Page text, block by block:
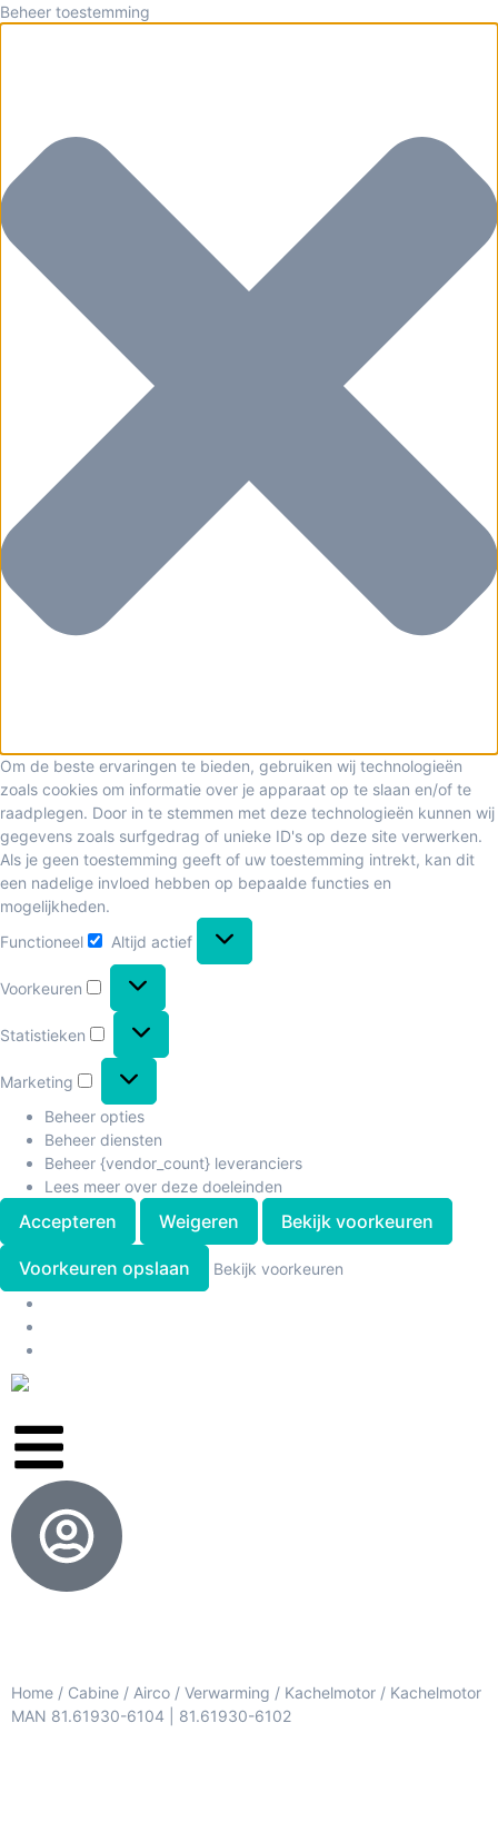
Beheer toestemming
Om de beste ervaringen te bieden, gebruiken wij technologieën
zoals cookies om informatie over je apparaat op te slaan en/of te
raadplegen. Door in te stemmen met deze technologieën kunnen wij
gegevens zoals surfgedrag of unieke ID's op deze site verwerken.
Als je geen toestemming geeft of uw toestemming intrekt, kan dit
een nadelige invloed hebben op bepaalde functies en
mogelijkheden.
Functioneel
Altijd actief
Voorkeuren
Statistieken
Marketing
Beheer opties
Beheer diensten
Beheer {vendor_count} leveranciers
Lees meer over deze doeleinden
Accepteren Weigeren Bekijk voorkeuren
Voorkeuren opslaan Bekijk voorkeuren
Home / Cabine / Airco / Verwarming / Kachelmotor / Kachelmotor
MAN 81.61930-6104 | 81.61930-6102